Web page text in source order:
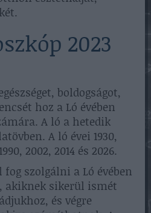
2023
boldogságot,
hoz a Ló évében
A ló a hetedik
A ló évei 1930,
2002, 2014 és 2026.
fog szolgálni a Ló évében
akiknek sikerül ismét
és végre